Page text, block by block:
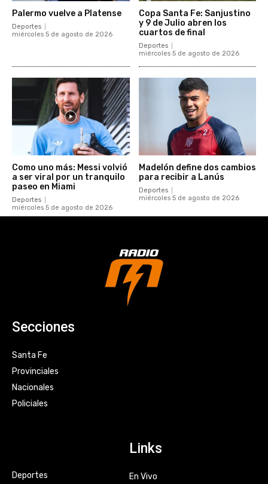
Palermo vuelve a Platense
Deportes
miércoles 5 de agosto de 2026
Copa Santa Fe: Sanjustino
y 9 de Julio abren los
cuartos de final
Deportes
miércoles 5 de agosto de 2026
Como uno más: Messi volvió
a ser viral por un tranquilo
paseo en Miami
Deportes
miércoles 5 de agosto de 2026
Madelón define dos cambios
para recibir a Lanús
Deportes
miércoles 5 de agosto de 2026
Secciones
Santa Fe
Provinciales
Nacionales
Policiales
Deportes
Links
En Vivo